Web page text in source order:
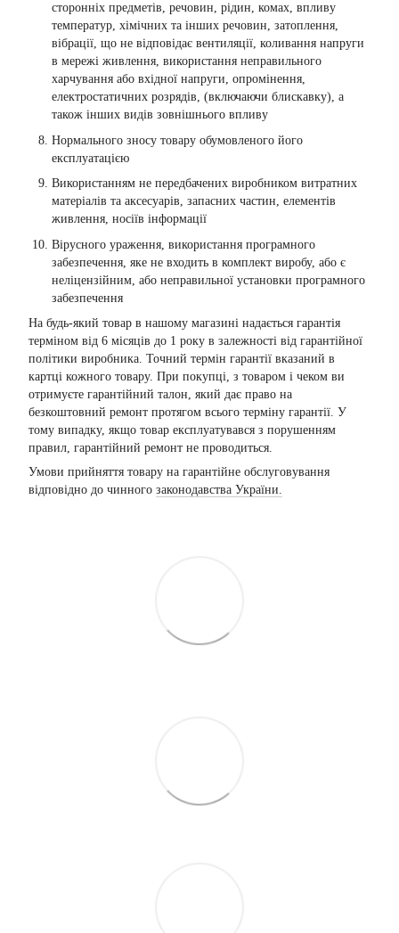
сторонніх предметів, речовин, рідин, комах, впливу
температур, хімічних та інших речовин, затоплення,
вібрації, що не відповідає вентиляції, коливання напруги
в мережі живлення, використання неправильного
харчування або вхідної напруги, опромінення,
електростатичних розрядів, (включаючи блискавку), а
також інших видів зовнішнього впливу
Нормального зносу товару обумовленого його
експлуатацією
Використанням не передбачених виробником витратних
матеріалів та аксесуарів, запасних частин, елементів
живлення, носіїв інформації
Вірусного ураження, використання програмного
забезпечення, яке не входить в комплект виробу, або є
неліцензійним, або неправильної установки програмного
забезпечення
На будь-який товар в нашому магазині надається гарантія
терміном від 6 місяців до 1 року в залежності від гарантійної
політики виробника. Точний термін гарантії вказаний в
картці кожного товару. При покупці, з товаром і чеком ви
отримуєте гарантійний талон, який дає право на
безкоштовний ремонт протягом всього терміну гарантії. У
тому випадку, якщо товар експлуатувався з порушенням
правил, гарантійний ремонт не проводиться.
Умови прийняття товару на гарантійне обслуговування
відповідно до чинного законодавства України.